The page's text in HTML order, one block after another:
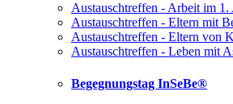
Austauschtreffen - Arbeit im 1.
Austauschtreffen - Eltern mit
Austauschtreffen - Eltern von
Austauschtreffen - Leben mit
Begegnungstag InSeBe®